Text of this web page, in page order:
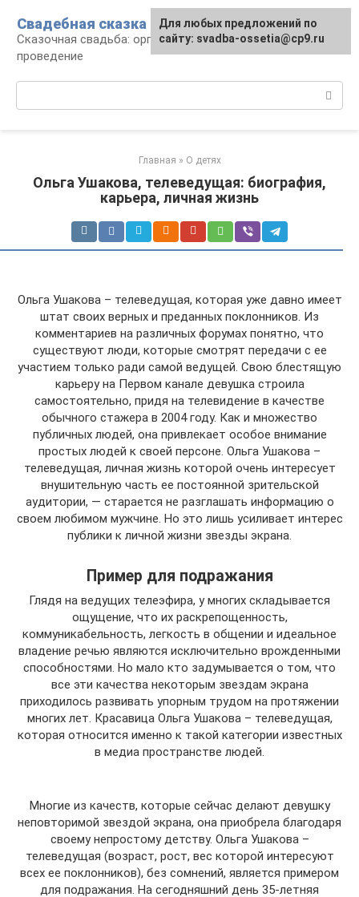
контенту
Свадебная сказка
Сказочная свадьба: организация и
проведение
Главная » О детях
Ольга Ушакова, телеведущая: биография,
карьера, личная жизнь
Ольга Ушакова – телеведущая, которая уже давно имеет
штат своих верных и преданных поклонников. Из
комментариев на различных форумах понятно, что
существуют люди, которые смотрят передачи с ее
участием только ради самой ведущей. Свою блестящую
карьеру на Первом канале девушка строила
самостоятельно, придя на телевидение в качестве
обычного стажера в 2004 году. Как и множество
публичных людей, она привлекает особое внимание
простых людей к своей персоне. Ольга Ушакова –
телеведущая, личная жизнь которой очень интересует
внушительную часть ее постоянной зрительской
аудитории, — старается не разглашать информацию о
своем любимом мужчине. Но это лишь усиливает интерес
публики к личной жизни звезды экрана.
Пример для подражания
Глядя на ведущих телеэфира, у многих складывается
ощущение, что их раскрепощенность,
коммуникабельность, легкость в общении и идеальное
владение речью являются исключительно врожденными
способностями. Но мало кто задумывается о том, что
все эти качества некоторым звездам экрана
приходилось развивать упорным трудом на протяжении
многих лет. Красавица Ольга Ушакова – телеведущая,
которая относится именно к такой категории известных
в медиа пространстве людей.
Многие из качеств, которые сейчас делают девушку
неповторимой звездой экрана, она приобрела благодаря
своему непростому детству. Ольга Ушакова –
телеведущая (возраст, рост, вес которой интересуют
всех ее поклонников), без сомнений, является примером
для подражания. На сегодняшний день 35-летняя
Для любых предложений по
сайту: svadba-ossetia@cp9.ru